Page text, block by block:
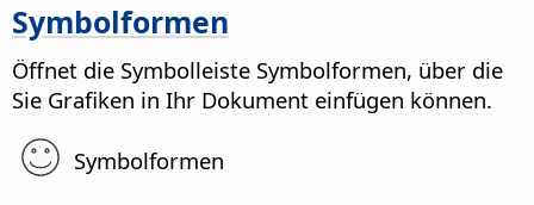
Symbolformen
Öffnet die Symbolleiste Symbolformen, über die
Sie Grafiken in Ihr Dokument einfügen können.
Symbolformen